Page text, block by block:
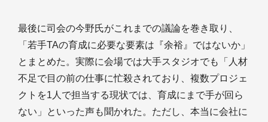
最後に司会の今野氏がこれまでの議論を巻き取り、
「若手TAの育成に必要な要素は『余裕』ではないか」
とまとめた。実際に会場では大手スタジオでも「人材
不足で目の前の仕事に忙殺されており、複数プロジェ
クトを1人で担当する現状では、育成にまで手が回ら
ない」といった声も聞かれた。ただし、本当に会社に